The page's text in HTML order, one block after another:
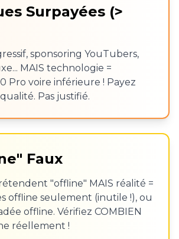
Surpayées (>
sponsoring YouTubers,
MAIS technologie =
Pro voire inférieure ! Payez
Pas justifié.
Faux
"offline" MAIS réalité =
offline seulement (inutile !), ou
offline. Vérifiez COMBIEN
réellement !